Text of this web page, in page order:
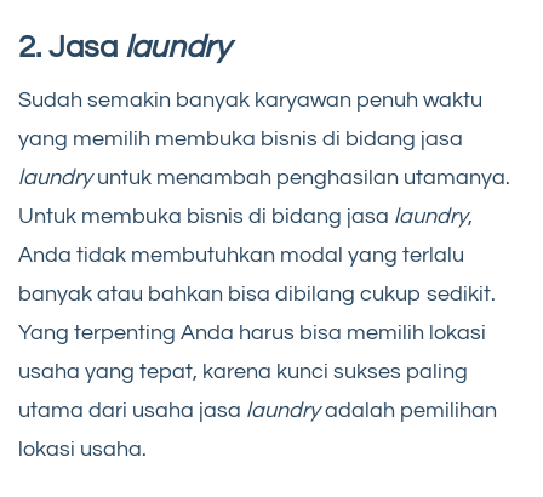
2. Jasa laundry
Sudah semakin banyak karyawan penuh waktu
yang memilih membuka bisnis di bidang jasa
laundryuntuk menambah penghasilan utamanya.
Untuk membuka bisnis di bidang jasa laundry,
Anda tidak membutuhkan modal yang terlalu
banyak atau bahkan bisa dibilang cukup sedikit.
Yang terpenting Anda harus bisa memilih lokasi
usaha yang tepat, karena kunci sukses paling
utama dari usaha jasa laundryadalah pemilihan
lokasi usaha.